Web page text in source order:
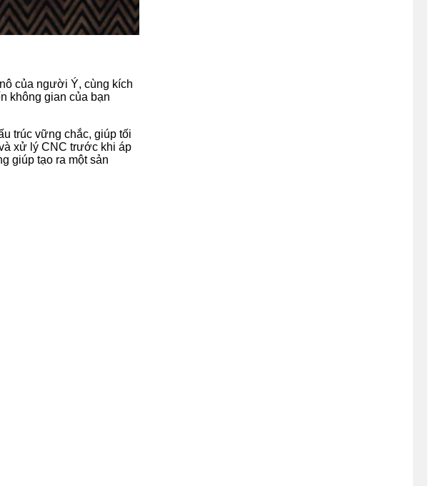
của người Ý, cùng kích
không gian của bạn
trúc vững chắc, giúp tối
xử lý CNC trước khi áp
giúp tạo ra một sản